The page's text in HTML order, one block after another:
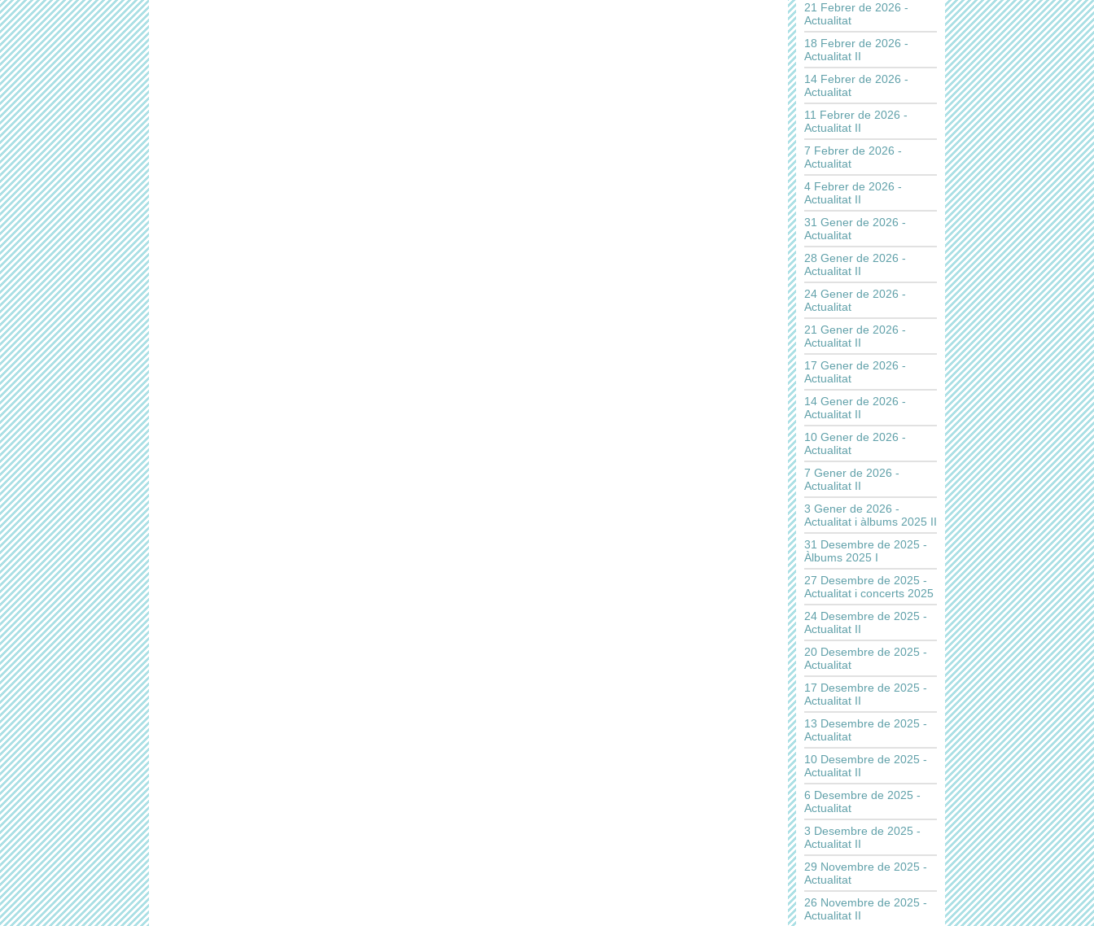
21 Febrer de 2026 -
Actualitat
18 Febrer de 2026 -
Actualitat II
14 Febrer de 2026 -
Actualitat
11 Febrer de 2026 -
Actualitat II
7 Febrer de 2026 -
Actualitat
4 Febrer de 2026 -
Actualitat II
31 Gener de 2026 -
Actualitat
28 Gener de 2026 -
Actualitat II
24 Gener de 2026 -
Actualitat
21 Gener de 2026 -
Actualitat II
17 Gener de 2026 -
Actualitat
14 Gener de 2026 -
Actualitat II
10 Gener de 2026 -
Actualitat
7 Gener de 2026 -
Actualitat II
3 Gener de 2026 -
Actualitat i àlbums 2025 II
31 Desembre de 2025 -
Àlbums 2025 I
27 Desembre de 2025 -
Actualitat i concerts 2025
24 Desembre de 2025 -
Actualitat II
20 Desembre de 2025 -
Actualitat
17 Desembre de 2025 -
Actualitat II
13 Desembre de 2025 -
Actualitat
10 Desembre de 2025 -
Actualitat II
6 Desembre de 2025 -
Actualitat
3 Desembre de 2025 -
Actualitat II
29 Novembre de 2025 -
Actualitat
26 Novembre de 2025 -
Actualitat II